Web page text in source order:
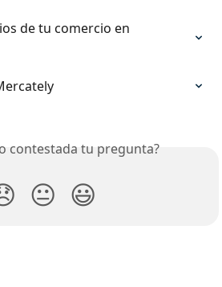
de tu comercio en
contestada tu pregunta?
😐 😃